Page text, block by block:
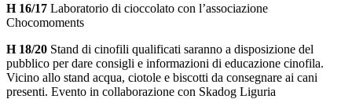
H 16/17 Laboratorio di cioccolato con l’associazione
Chocomoments
H 18/20 Stand di cinofili qualificati saranno a disposizione del
pubblico per dare consigli e informazioni di educazione cinofila.
Vicino allo stand acqua, ciotole e biscotti da consegnare ai cani
presenti. Evento in collaborazione con Skadog Liguria